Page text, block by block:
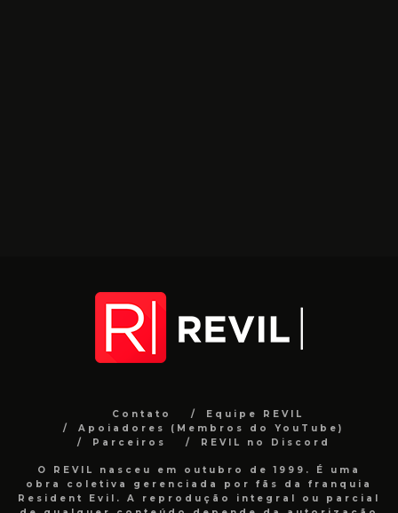
Contato
Equipe REVIL
Apoiadores (Membros do YouTube)
Parceiros
REVIL no Discord
O REVIL nasceu em outubro de 1999. É uma
obra coletiva gerenciada por fãs da franquia
Resident Evil. A reprodução integral ou parcial